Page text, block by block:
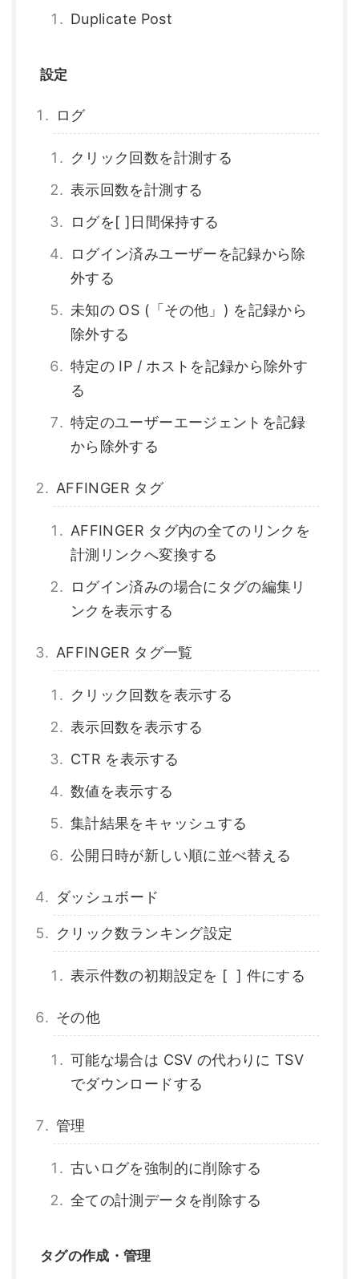
Duplicate Post
設定
ログ
クリック回数を計測する
表示回数を計測する
ログを[ ]日間保持する
ログイン済みユーザーを記録から除
外する
未知の OS (「その他」) を記録から
除外する
特定の IP / ホストを記録から除外す
る
特定のユーザーエージェントを記録
から除外する
AFFINGER タグ
AFFINGER タグ内の全てのリンクを
計測リンクへ変換する
ログイン済みの場合にタグの編集リ
ンクを表示する
AFFINGER タグ一覧
クリック回数を表示する
表示回数を表示する
CTR を表示する
数値を表示する
集計結果をキャッシュする
公開日時が新しい順に並べ替える
ダッシュボード
クリック数ランキング設定
表示件数の初期設定を [ ] 件にする
その他
可能な場合は CSV の代わりに TSV
でダウンロードする
管理
古いログを強制的に削除する
全ての計測データを削除する
タグの作成・管理